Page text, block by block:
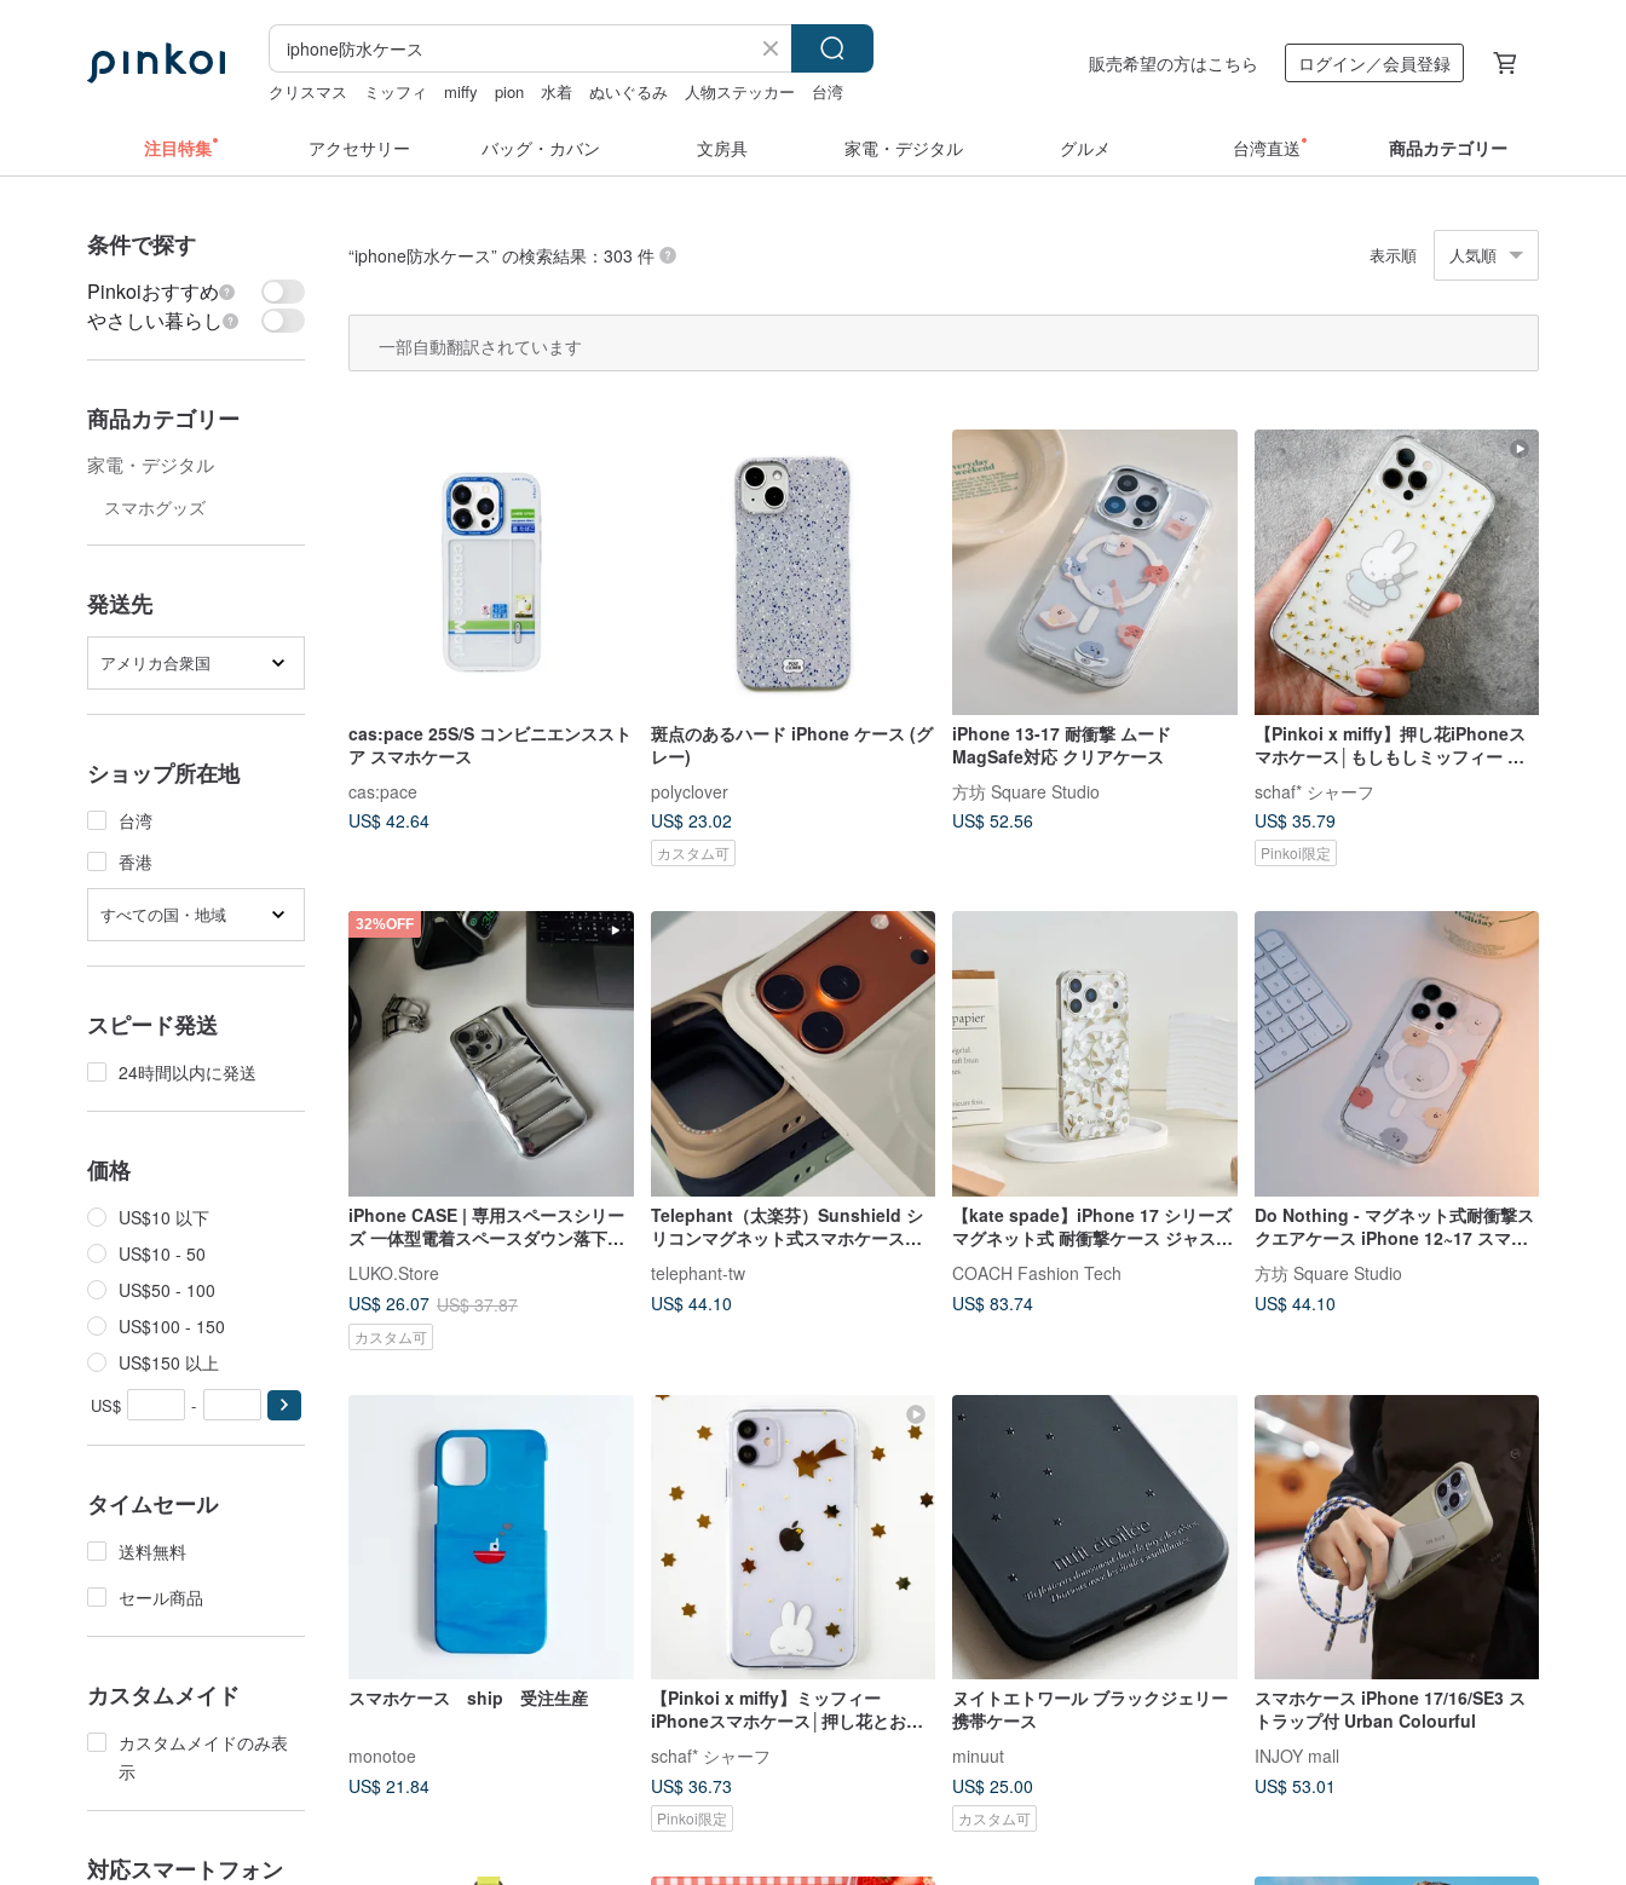
クリスマス ミッフィ miffy pion 水着 ぬいぐるみ 人物ステッカー 台湾
販売希望の方はこちら ログイン／会員登録
注目特集 アクセサリー バッグ・カバン 文房具 家電・デジタル グルメ 台湾直送 商品カテゴリー
条件で探す
Pinkoiおすすめ
やさしい暮らし
商品カテゴリー
家電・デジタル
スマホグッズ
発送先
アメリカ合衆国
ショップ所在地
台湾
香港
すべての国・地域
スピード発送
24時間以内に発送
価格
US$10 以下
US$10 - 50
US$50 - 100
US$100 - 150
US$150 以上
US$ -
タイムセール
送料無料
セール商品
カスタムメイド
カスタムメイドのみ表
示
対応スマートフォン
“iphone防水ケース” の検索結果：303 件 表示順 人気順
一部自動翻訳されています
cas:pace 25S/S コンビニエンススト
ア スマホケース
cas:pace
US$ 42.64
斑点のあるハード iPhone ケース (グ
レー)
polyclover
US$ 23.02
カスタム可
iPhone 13-17 耐衝撃 ムード
MagSafe対応 クリアケース
方坊 Square Studio
US$ 52.56
【Pinkoi x miffy】押し花iPhoneス
マホケース│もしもしミッフィー 水
schaf* シャーフ
US$ 35.79
Pinkoi限定
32%OFF
iPhone CASE | 専用スペースシリー
ズ 一体型電着スペースダウン落下防
LUKO.Store
US$ 26.07 US$ 37.87
カスタム可
Telephant（太楽芬）Sunshield シ
リコンマグネット式スマホケース
telephant-tw
US$ 44.10
【kate spade】iPhone 17 シリーズ
マグネット式 耐衝撃ケース ジャスミ
COACH Fashion Tech
US$ 83.74
Do Nothing - マグネット式耐衝撃ス
クエアケース iPhone 12~17 スマホ
ケース
方坊 Square Studio
US$ 44.10
スマホケース ship 受注生産
monotoe
US$ 21.84
【Pinkoi x miffy】ミッフィー
iPhoneスマホケース│押し花とお星
さま/スマホストラップ対応
schaf* シャーフ
US$ 36.73
Pinkoi限定
ヌイトエトワール ブラックジェリー
携帯ケース
minuut
US$ 25.00
カスタム可
スマホケース iPhone 17/16/SE3 ス
トラップ付 Urban Colourful
INJOY mall
US$ 53.01